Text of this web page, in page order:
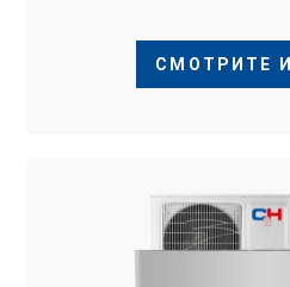
СМОТРИТЕ